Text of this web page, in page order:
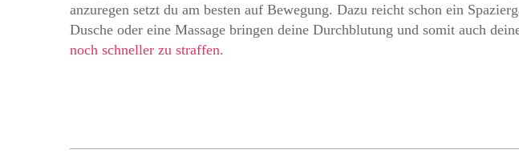
anzuregen setzt du am besten auf Bewegung. Dazu reicht schon ein
Dusche oder eine Massage bringen deine Durchblutung und somit auch
noch schneller zu straffen.